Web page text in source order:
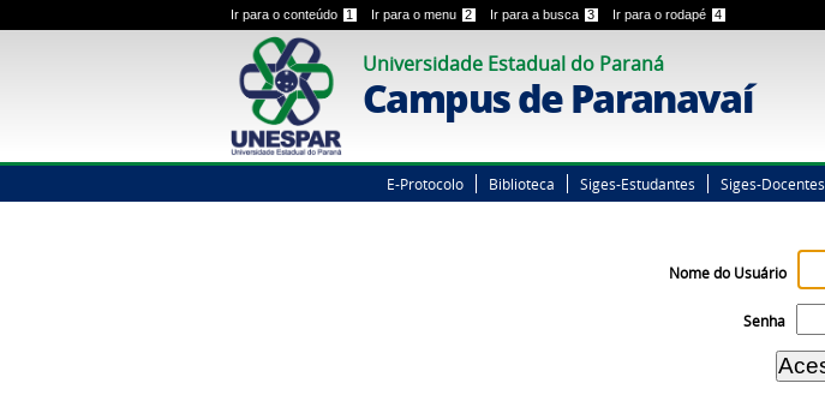
Ir para o conteúdo 1 Ir para o menu 2 Ir para a busca 3 Ir para o rodapé 4
Universidade Estadual do Paraná
Campus de Paranavaí
E-Protocolo Biblioteca Siges-Estudantes Siges-Docentes
Nome do Usuário
Senha